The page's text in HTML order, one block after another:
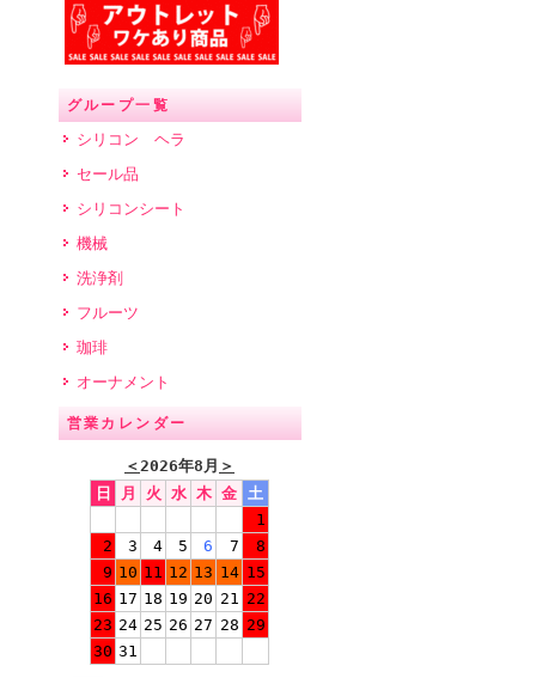
グループ一覧
シリコン ヘラ
セール品
シリコンシート
機械
洗浄剤
フルーツ
珈琲
オーナメント
営業カレンダー
＜2026年8月 ＞
日
月 火 水 木 金 土
1
2
3 4 5 6 7
8
9 10 11 12 13 14 15
16 17 18 19 20 21 22
23 24 25 26 27 28 29
30 31